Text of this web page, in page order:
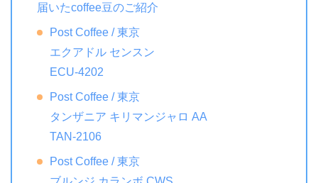
届いたcoffee豆のご紹介
Post Coffee / 東京
エクアドル センスン
ECU-4202
Post Coffee / 東京
タンザニア キリマンジャロ AA
TAN-2106
Post Coffee / 東京